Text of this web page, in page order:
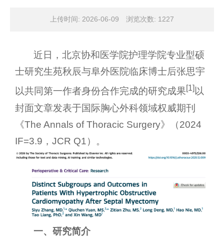
上传时间: 2026-06-09 浏览次数: 1227
近日，北京协和医学院护理学院专业型硕
士研究生苑秋辰与阜外医院临床博士后张思宇
以共同第一作者身份合作完成的研究成果[1] 以
封面文章发表于国际胸心外科领域权威期刊
《The Annals of Thoracic Surgery》（2024
IF=3.9，JCR Q1）。
一、研究简介